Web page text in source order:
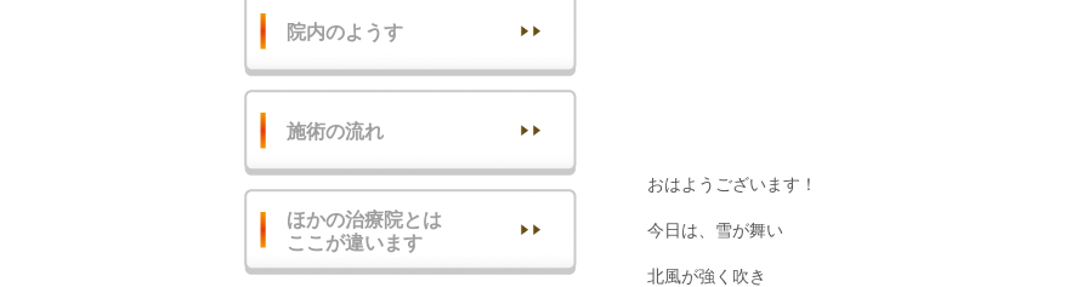
おはようございます！
今日は、雪が舞い
北風が強く吹き
院内のようす
施術の流れ
ほかの治療院とは
ここが違います